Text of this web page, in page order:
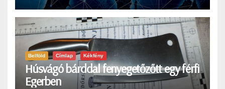
Belföld Címlap Kékfény
Húsvágó bárddal fenyegetőzőtt egy férfi
Egerben